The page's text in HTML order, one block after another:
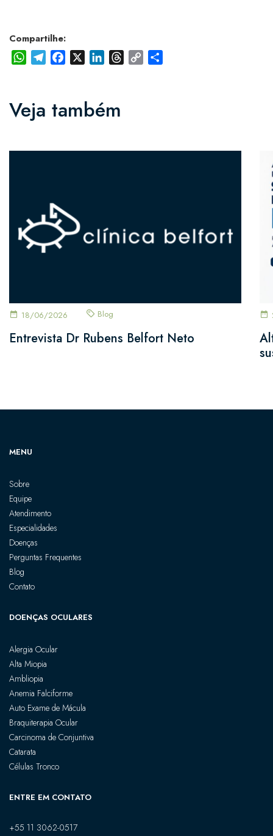
Compartilhe:
WhatsAppTelegramFacebook LinkedInThreadsCopy
Veja também
18/06/2026 Blog
Entrevista Dr Rubens Belfort Neto
MENU
Sobre
Equipe
Atendimento
Especialidades
Doenças
Perguntas Frequentes
Blog
Contato
DOENÇAS OCULARES
Alergia Ocular
Alta Miopia
Ambliopia
Anemia Falciforme
Auto Exame de Mácula
Braquiterapia Ocular
Carcinoma de Conjuntiva
Catarata
Células Tronco
ENTRE EM CONTATO
+55 11 3062-0517